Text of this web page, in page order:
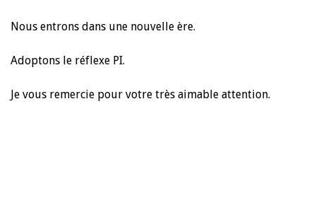
Nous entrons dans une nouvelle ère.
Adoptons le réflexe PI.
Je vous remercie pour votre très aimable attention.